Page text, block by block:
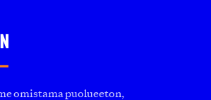
omistama puolueeton,